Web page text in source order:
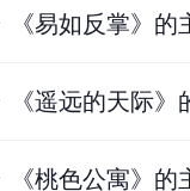
《易如反掌》的
《遥远的天际
《桃色公寓》的